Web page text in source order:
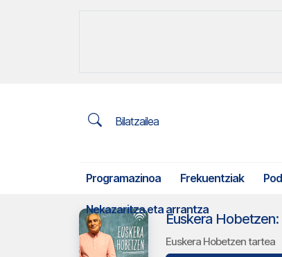
Bilatzailea
Programazinoa Frekuentziak
Nekazaritza eta arrantza
Euskera
Euskera Hobetzen tartea